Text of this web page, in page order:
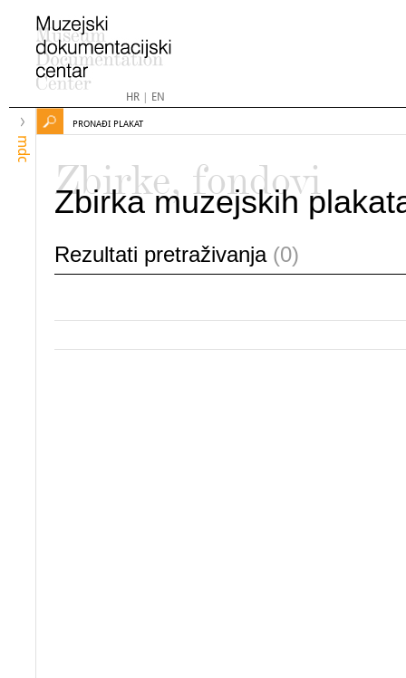
HR| EN
mdc
PRONAĐI PLAKAT
Zbirke, fondovi
Zbirka muzejskih
Rezultati pretraživanja (0)